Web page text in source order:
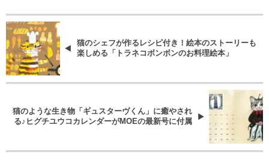
猫のシェフが作るレシピ付き！絵本のストーリーも
楽しめる「トラネコボンボンのお料理絵本」
猫のような生き物「ギュスターヴくん」に癒やされ
る♪ヒグチユウコカレンダーがMOEの最新号に付属